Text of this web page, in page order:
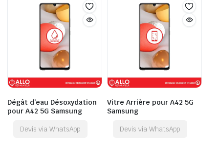
Dégât d’eau Désoxydation
pour A42 5G Samsung
Devis via WhatsApp
Vitre Arrière pour A42 5G
Samsung
Devis via WhatsApp